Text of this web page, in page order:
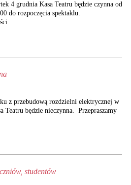
4 grudnia Kasa Teatru będzie czynna od
do rozpoczęcia spektaklu.
z przebudową rozdzielni elektrycznej w
Teatru będzie nieczynna. Przepraszamy
studentów